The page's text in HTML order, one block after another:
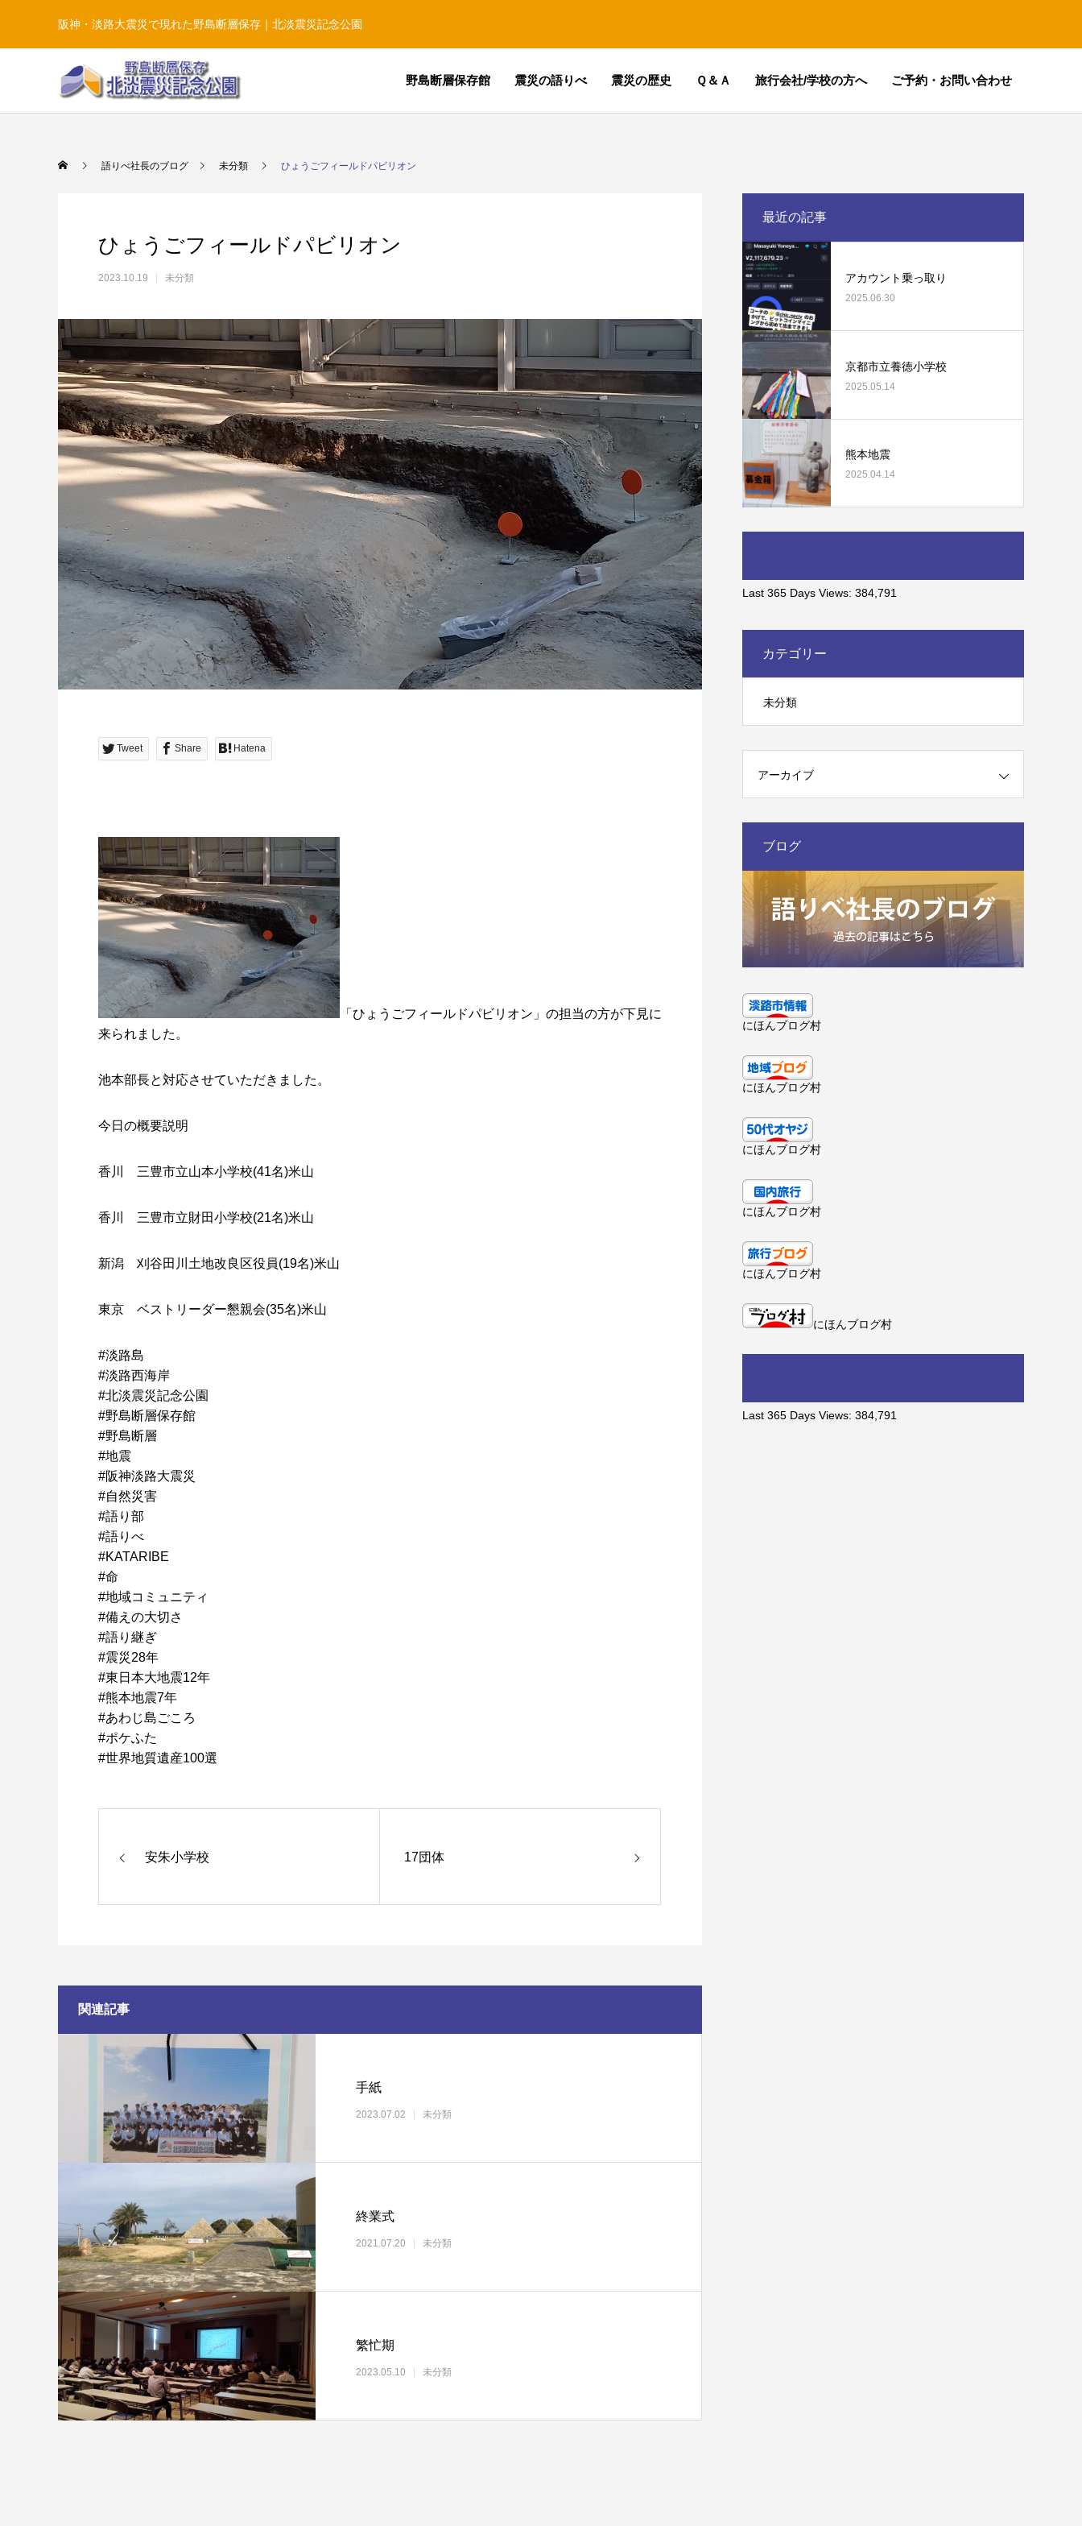
阪神・淡路大震災で現れた野島断層保存｜北淡震災記念公園
野島断層保存館 震災の語りべ 震災の歴史 Ｑ＆Ａ 旅行会社/学校の方へ ご予約・お問い合わせ
語りべ社長のブログ 未分類 ひょうごフィールドパビリオン
ひょうごフィールドパビリオン
2023.10.19 未分類
Tweet Share Hatena
「ひょうごフィールドパビリオン」の担当の方が下見に
来られました。
池本部長と対応させていただきました。
今日の概要説明
香川 三豊市立山本小学校(41名)米山
香川 三豊市立財田小学校(21名)米山
新潟 刈谷田川土地改良区役員(19名)米山
東京 ベストリーダー懇親会(35名)米山
#淡路島
#淡路西海岸
#北淡震災記念公園
#野島断層保存館
#野島断層
#地震
#阪神淡路大震災
#自然災害
#語り部
#語りべ
#KATARIBE
#命
#地域コミュニティ
#備えの大切さ
#語り継ぎ
#震災28年
#東日本大地震12年
#熊本地震7年
#あわじ島ごころ
#ポケふた
#世界地質遺産100選
安朱小学校 17団体
関連記事
手紙
2023.07.02 未分類
終業式
2021.07.20 未分類
繁忙期
2023.05.10 未分類
最近の記事
アカウント乗っ取り
2025.06.30
京都市立養徳小学校
2025.05.14
熊本地震
2025.04.14
Last 365 Days Views: 384,791
カテゴリー
未分類
アーカイブ
ブログ
にほんブログ村
にほんブログ村
にほんブログ村
にほんブログ村
にほんブログ村
にほんブログ村
Last 365 Days Views: 384,791